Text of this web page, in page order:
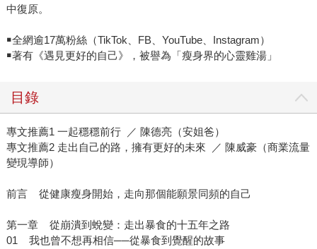
中復原。
￭全網逾17萬粉絲（TikTok、FB、YouTube、Instagram）
￭著有《遇見更好的自己》，被譽為「瘦身界的心靈雞湯」
目錄
專文推薦1 一起穩穩前行 ／ 陳德亮（安姐爸）
專文推薦2 走出自己的路，擁有更好的未來 ／ 陳威豪（商業流量
變現導師）
前言 從健康瘦身開始，走向那個能願景同頻的自己
第一章 從崩潰到蛻變：走出暴食的十五年之路
01 我也曾不想再相信──從暴食到覺醒的故事